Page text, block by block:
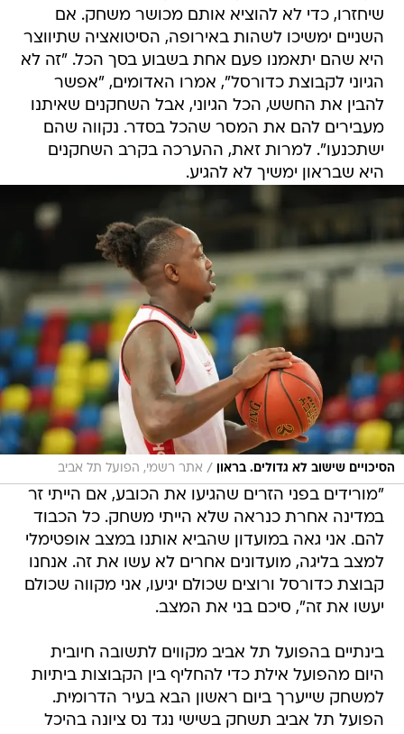
שיחזרו, כדי לא להוציא אותם מכושר משחק. אם
השניים ימשיכו לשהות באירופה, הסיטואציה שתיווצר
היא שהם יתאמנו פעם אחת בשבוע בסך הכל. "זה לא
הגיוני לקבוצת כדורסל", אמרו האדומים, "אפשר
להבין את החשש, הכל הגיוני, אבל השחקנים שאיתנו
מעבירים להם את המסר שהכל בסדר. נקווה שהם
ישתכנעו". למרות זאת, ההערכה בקרב השחקנים
היא שבראון ימשיך לא להגיע.
הסיכויים שישוב לא גדולים. בראון / אתר רשמי, הפועל תל אביב
"מורידים בפני הזרים שהגיעו את הכובע, אם הייתי זר
במדינה אחרת כנראה שלא הייתי משחק. כל הכבוד
להם. אני גאה במועדון שהביא אותנו במצב אופטימלי
למצב בליגה, מועדונים אחרים לא עשו את זה. אנחנו
קבוצת כדורסל ורוצים שכולם יגיעו, אני מקווה שכולם
יעשו את זה", סיכם בני את המצב.
בינתיים בהפועל תל אביב מקווים לתשובה חיובית
היום מהפועל אילת כדי להחליף בין הקבוצות ביתיות
למשחק שייערך ביום ראשון הבא בעיר הדרומית.
הפועל תל אביב תשחק בשישי נגד נס ציונה בהיכל